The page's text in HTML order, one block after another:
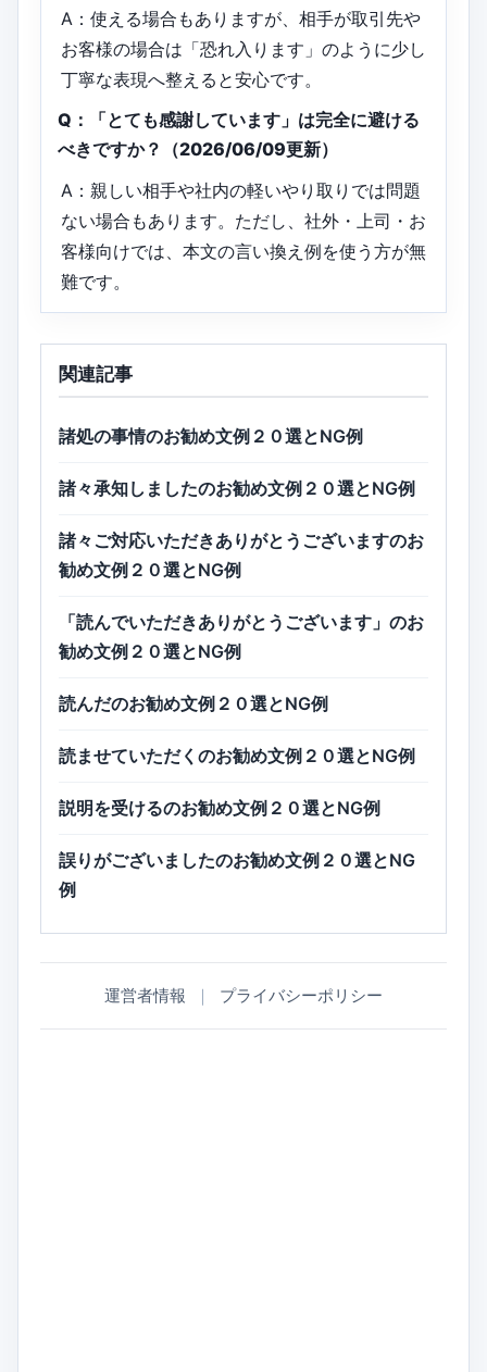
A：使える場合もありますが、相手が取引先や
お客様の場合は「恐れ入ります」のように少し
丁寧な表現へ整えると安心です。
Q：「とても感謝しています」は完全に避ける
べきですか？（2026/06/09更新）
A：親しい相手や社内の軽いやり取りでは問題
ない場合もあります。ただし、社外・上司・お
客様向けでは、本文の言い換え例を使う方が無
難です。
関連記事
諸処の事情のお勧め文例２０選とNG例
諸々承知しましたのお勧め文例２０選とNG例
諸々ご対応いただきありがとうございますのお
勧め文例２０選とNG例
「読んでいただきありがとうございます」のお
勧め文例２０選とNG例
読んだのお勧め文例２０選とNG例
読ませていただくのお勧め文例２０選とNG例
説明を受けるのお勧め文例２０選とNG例
誤りがございましたのお勧め文例２０選とNG
例
運営者情報 ｜ プライバシーポリシー